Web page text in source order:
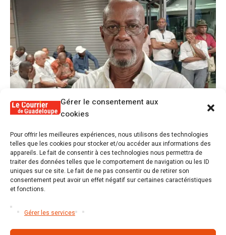
Gérer le consentement aux
cookies
Pour offrir les meilleures expériences, nous utilisons des technologies
telles que les cookies pour stocker et/ou accéder aux informations des
appareils. Le fait de consentir à ces technologies nous permettra de
traiter des données telles que le comportement de navigation ou les ID
uniques sur ce site. Le fait de ne pas consentir ou de retirer son
consentement peut avoir un effet négatif sur certaines caractéristiques
et fonctions.
Gérer les services
1 Alex Lollia : « Cédric Cornet développait
une forme de populisme qui aurait pu se
transformer en macoutisme »
2